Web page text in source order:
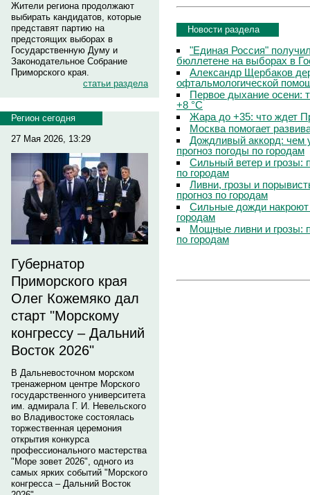
Жители региона продолжают
выбирать кандидатов, которые
представят партию на
предстоящих выборах в
Государственную Думу и
Законодательное Собрание
Приморского края.
статьи раздела
Регион сегодня
27 Мая 2026, 13:29
Губернатор
Приморского края
Олег Кожемяко дал
старт "Морскому
конгрессу – Дальний
Восток 2026"
В Дальневосточном морском
тренажерном центре Морского
государственного университета
им. адмирала Г. И. Невельского
во Владивостоке состоялась
торжественная церемония
открытия конкурса
профессионального мастерства
"Море зовет 2026", одного из
самых ярких событий "Морского
конгресса – Дальний Восток
Новости раздела
"Единая Россия"
бюллетене на выборах в
Александр Щербаков
офтальмологической
Первое дыхание осени:
+8 °C
Жара до +35: что ждет
Москва помогает
Дождливый аккорд: чем
прогноз погоды по городам
Сильный ветер и грозы:
по городам
Ливни, грозы и
прогноз по городам
Сильные дожди
городам
Мощные ливни и грозы:
по городам